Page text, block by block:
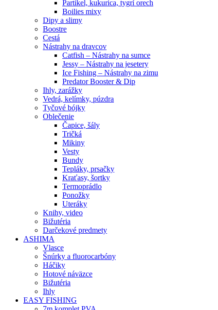
Partikel, kukurica, tygrí orech
Boilies mixy
Dipy a slimy
Boostre
Cestá
Nástrahy na dravcov
Catfish – Nástrahy na sumce
Jessy – Nástrahy na jesetery
Ice Fishing – Nástrahy na zimu
Predator Booster & Dip
Ihly, zarážky
Vedrá, kelímky, púzdra
Tyčové bójky
Oblečenie
Čapice, šály
Tričká
Mikiny
Vesty
Bundy
Tepláky, prsačky
Kraťasy, šortky
Termoprádlo
Ponožky
Uteráky
Knihy, video
Bižutéria
Darčekové predmety
ASHIMA
Vlasce
Šnúrky a fluorocarbóny
Háčiky
Hotové náväzce
Bižutéria
Ihly
EASY FISHING